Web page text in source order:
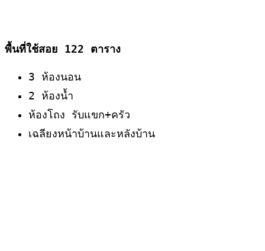
พื้นที่ใช้สอย 122 ตาราง
3 ห้องนอน
2 ห้องน้ำ
ห้องโถง รับแขก+ครัว
เฉลียงหน้าบ้านและหลังบ้าน